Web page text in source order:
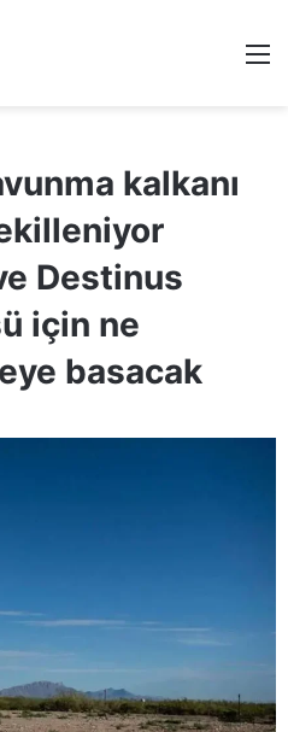
kalkanı
Destinus
için ne
basacak